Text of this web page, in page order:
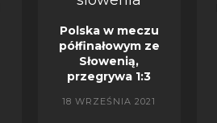
Polska w meczu
półfinałowym ze
Słowenią,
przegrywa 1:3
18 WRZEŚNIA 2021